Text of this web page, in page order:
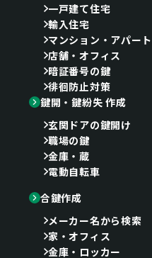
一戸建て住宅
輸入住宅
マンション・アパート
店舗・オフィス
暗証番号の鍵
徘徊防止対策
鍵開・鍵紛失 作成
玄関ドアの鍵開け
職場の鍵
金庫・蔵
電動自転車
合鍵作成
メーカー名から検索
家・オフィス
金庫・ロッカー